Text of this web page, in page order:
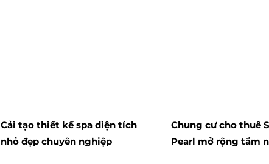
Cải tạo thiết kế spa diện tích
nhỏ đẹp chuyên nghiệp
Chung cư cho thuê
Pearl mở rộng tầm